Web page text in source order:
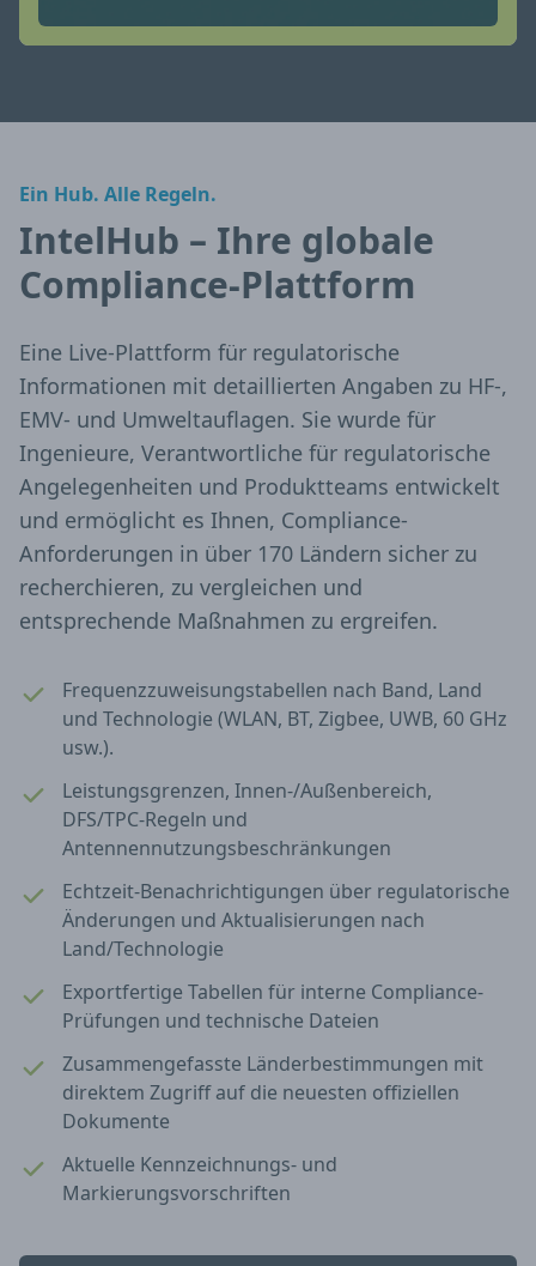
Ein Hub. Alle Regeln.
IntelHub – Ihre globale
Compliance-Plattform
Eine Live-Plattform für regulatorische
Informationen mit detaillierten Angaben zu HF-,
EMV- und Umweltauflagen. Sie wurde für
Ingenieure, Verantwortliche für regulatorische
Angelegenheiten und Produktteams entwickelt
und ermöglicht es Ihnen, Compliance-
Anforderungen in über 170 Ländern sicher zu
recherchieren, zu vergleichen und
entsprechende Maßnahmen zu ergreifen.
Frequenzzuweisungstabellen nach Band, Land
und Technologie (WLAN, BT, Zigbee, UWB, 60 GHz
usw.).
Leistungsgrenzen, Innen-/Außenbereich,
DFS/TPC-Regeln und
Antennennutzungsbeschränkungen
Echtzeit-Benachrichtigungen über regulatorische
Änderungen und Aktualisierungen nach
Land/Technologie
Exportfertige Tabellen für interne Compliance-
Prüfungen und technische Dateien
Zusammengefasste Länderbestimmungen mit
direktem Zugriff auf die neuesten offiziellen
Dokumente
Aktuelle Kennzeichnungs- und
Markierungsvorschriften